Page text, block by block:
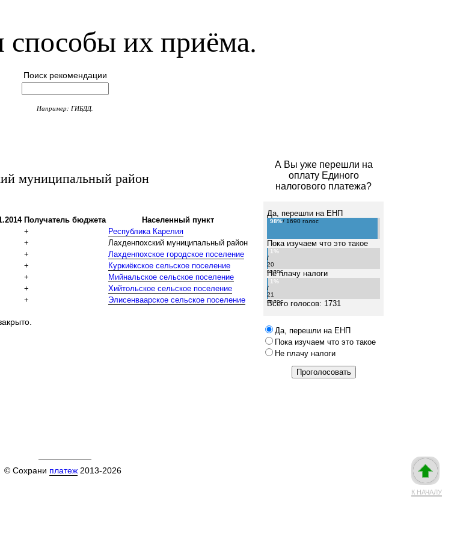
их приёма.
Поиск рекомендации
Например: ГИБДД.
А Вы уже перешли на
оплату Единого
налогового платежа?
Да, перешли на ЕНП
98%/ 1690 голос
Пока изучаем что это такое
1%
/
20
голос
Не плачу налоги
1%
/
21
голос
Всего голосов: 1731
Да, перешли на ЕНП
Пока изучаем что это такое
Не плачу налоги
муниципальный район
Получатель бюджета
Населенный пункт
+
Республика Карелия
+
Лахденпохский муниципальный район
+
Лахденпохское городское поселение
+
Куркиёкское сельское поселение
+
Мийнальское сельское поселение
+
Хийтольское сельское поселение
+ Элисенваарское сельское поселение
К НАЧАЛУ
© Сохрани платеж2013-2026